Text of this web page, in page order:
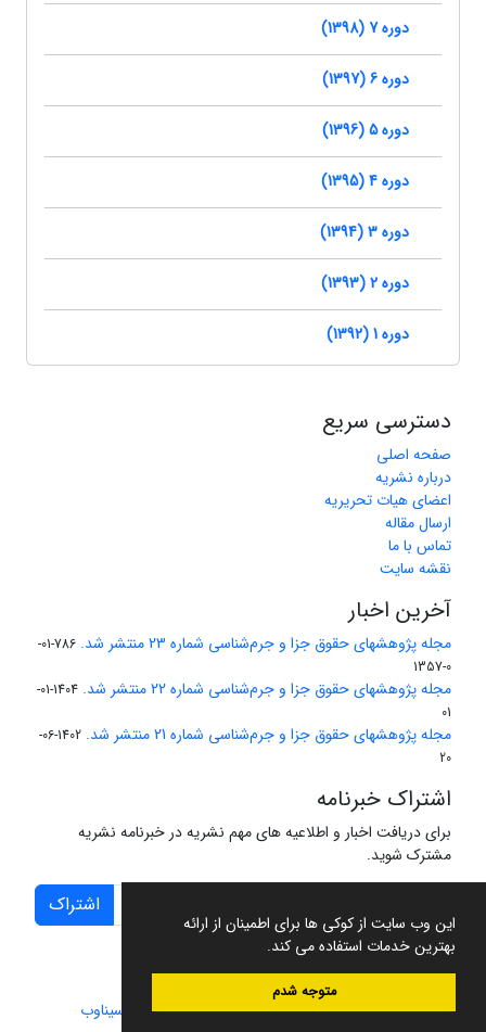
این وب سایت از کوکی ها برای اطمینان از ارائه
بهترین خدمات استفاده می کند.
متوجه شدم
دوره 7 (1398)
دوره 6 (1397)
دوره 5 (1396)
دوره 4 (1395)
دوره 3 (1394)
دوره 2 (1393)
دوره 1 (1392)
دسترسی سریع
صفحه اصلی
درباره نشریه
اعضای هیات تحریریه
ارسال مقاله
تماس با ما
نقشه سایت
آخرین اخبار
مجله پژوهشهای حقوق جزا و جرم‌شناسی شماره 23 منتشر شد.
786-01-
0-1357
مجله پژوهشهای حقوق جزا و جرم‌شناسی شماره 22 منتشر شد.
1404-01-
01
مجله پژوهشهای حقوق جزا و جرم‌شناسی شماره 21 منتشر شد.
1402-06-
20
اشتراک خبرنامه
برای دریافت اخبار و اطلاعیه های مهم نشریه در خبرنامه نشریه
مشترک شوید.
اشتراک
سامانه مدیریت نشریات علمی.طراحی و پیاده سازی از سیناوب